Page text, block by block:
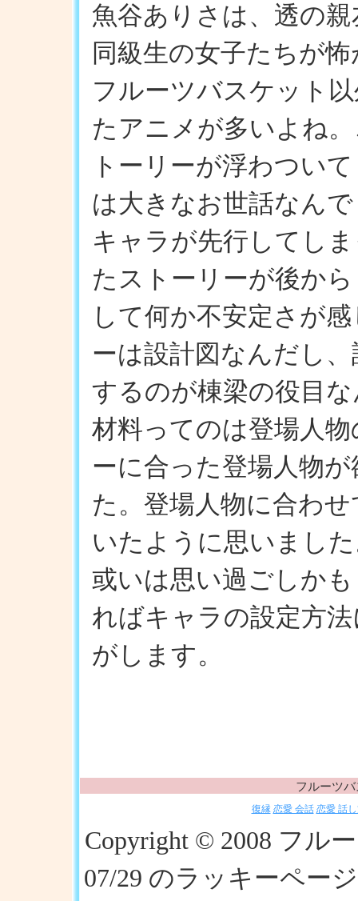
魚谷ありさは、透の
同級生の女子たちが
フルーツバスケット
たアニメが多いよね
トーリーが浮わつい
は大きなお世話なん
キャラが先行してし
たストーリーが後か
して何か不安定さが
ーは設計図なんだし
するのが棟梁の役目
材料ってのは登場人
ーに合った登場人物
た。登場人物に合わ
いたように思いまし
或いは思い過ごしか
ればキャラの設定方
がします。
フルーツ
復縁 恋愛 会話 恋愛 話
Copyright © 2008 フル
07/29 のラッキーペ